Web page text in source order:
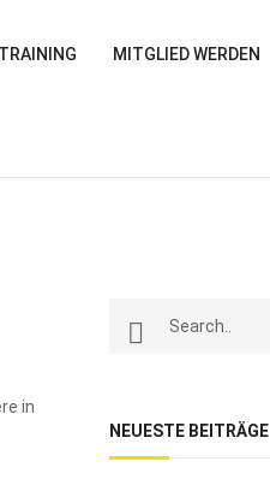
MITGLIED WERDEN
in
NEUESTE BEITRÄGE